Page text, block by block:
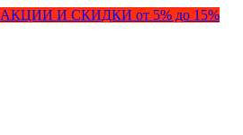
АКЦИИ И СКИДКИ от 5% до 15%